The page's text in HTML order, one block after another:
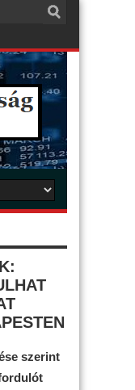
szerint